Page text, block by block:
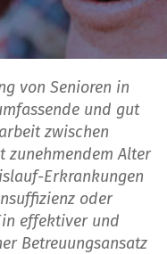
von Senioren in
und gut
zwischen
zunehmendem Alter
Erkrankungen
oder
effektiver und
Betreuungsansatz